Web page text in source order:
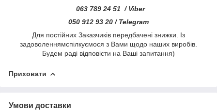
063 789 24 51 / Viber
050 912 93 20 / Telegram
Для постійних Заказчиків передбачені знижки. Із
задоволеннямспілкуємося з Вами щодо наших виробів.
Будем раді відповісти на Ваші запитання)
Приховати
Умови доставки